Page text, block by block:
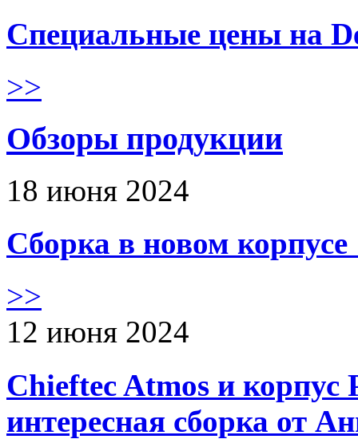
Специальные цены на
>>
Обзоры продукции
18 июня 2024
Сборка в новом
>>
12 июня 2024
Chieftec Atmos и корпус
интересная сборка от